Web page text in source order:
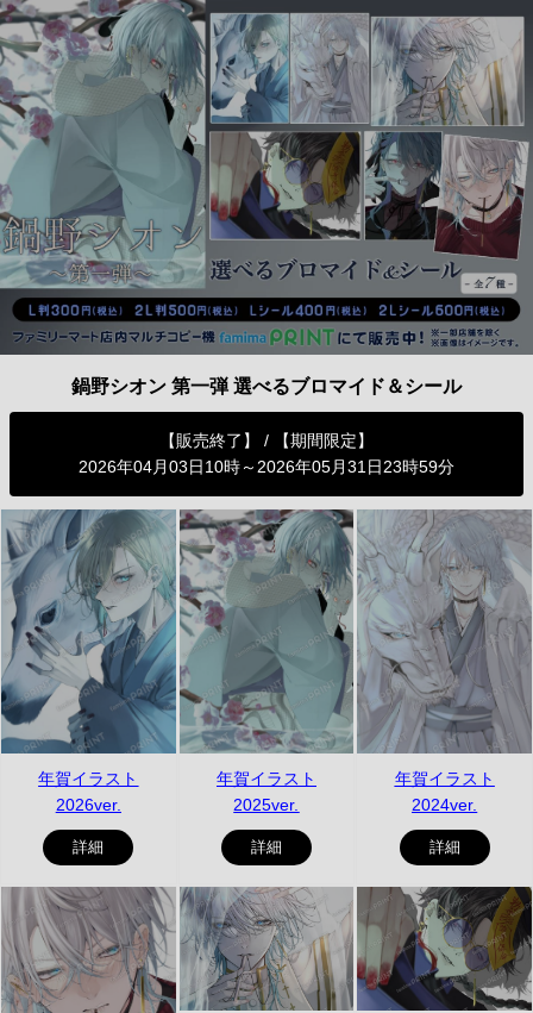
鍋野シオン 第一弾 選べるブロマイド＆シール
【販売終了】 / 【期間限定】
2026年04月03日10時～2026年05月31日23時59分
年賀イラスト
2026ver.
詳細
年賀イラスト
2025ver.
詳細
年賀イラスト
2024ver.
詳細